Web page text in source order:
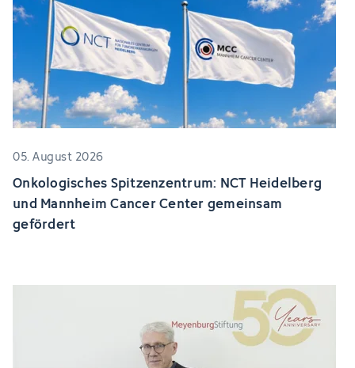
05. August 2026
Onkologisches Spitzenzentrum: NCT Heidelberg
und Mannheim Cancer Center gemeinsam
gefördert